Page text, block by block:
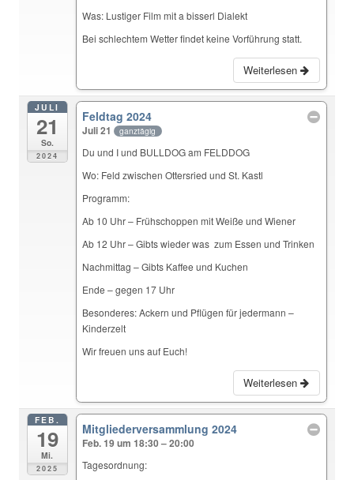
Was: Lustiger Film mit a bisserl Dialekt
Bei schlechtem Wetter findet keine Vorführung statt.
Weiterlesen
JULI
21
So.
2024
Feldtag 2024
Juli 21 ganztägig
Du und I und BULLDOG am FELDDOG
Wo: Feld zwischen Ottersried und St. Kastl
Programm:
Ab 10 Uhr – Frühschoppen mit Weiße und Wiener
Ab 12 Uhr – Gibts wieder was zum Essen und Trinken
Nachmittag – Gibts Kaffee und Kuchen
Ende – gegen 17 Uhr
Besonderes: Ackern und Pflügen für jedermann –
Kinderzelt
Wir freuen uns auf Euch!
Weiterlesen
FEB.
19
Mi.
2025
Mitgliederversammlung 2024
Feb. 19 um 18:30 – 20:00
Tagesordnung: